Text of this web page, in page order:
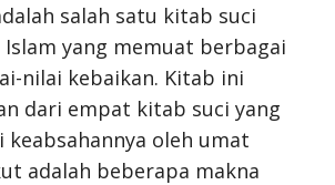
salah satu kitab suci
Islam yang memuat berbagai
nilai kebaikan. Kitab ini
dari empat kitab suci yang
keabsahannya oleh umat
adalah beberapa makna